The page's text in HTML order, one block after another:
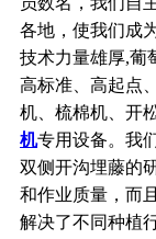
各地，使我们成
技术力量雄厚,葡
高标准、高起点
机、梳棉机、开
机专用设备。我
双侧开沟埋藤的
和作业质量，而
解决了不同种植